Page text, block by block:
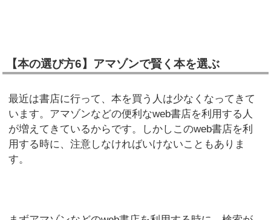
【本の選び方6】アマゾンで賢く本を選ぶ
最近は書店に行って、本を買う人は少なくなってきて
います。アマゾンなどの便利なweb書店を利用する人
が増えてきているからです。しかしこのweb書店を利
用する時に、注意しなければいけないこともありま
す。